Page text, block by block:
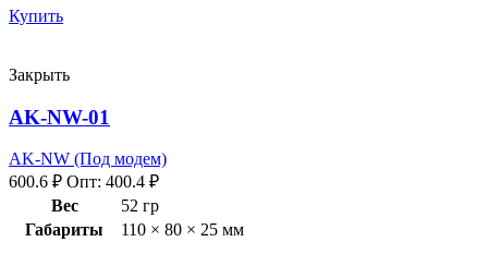
Купить
Закрыть
AK-NW-01
AK-NW (Под модем)
600.6 ₽ Опт: 400.4 ₽
Вес
52 гр
Габариты
110 × 80 × 25 мм